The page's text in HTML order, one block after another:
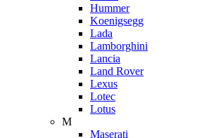
Hummer
Koenigsegg
Lada
Lamborghini
Lancia
Land Rover
Lexus
Lotec
Lotus
M
Maserati